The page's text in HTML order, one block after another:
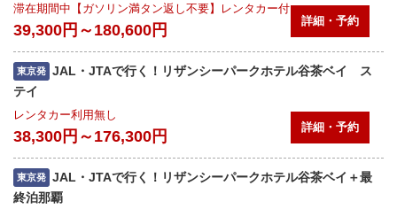
滞在期間中【ガソリン満タン返し不要】レンタカー付
39,300円～180,600円
詳細・予約
東京発 JAL・JTAで行く！リザンシーパークホテル谷茶ベイ ス
テイ
レンタカー利用無し
38,300円～176,300円
詳細・予約
東京発 JAL・JTAで行く！リザンシーパークホテル谷茶ベイ＋最
終泊那覇